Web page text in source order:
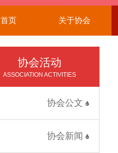
首页 关于协会
协会活动
ASSOCIATION ACTIVITIES
协会公文
协会新闻